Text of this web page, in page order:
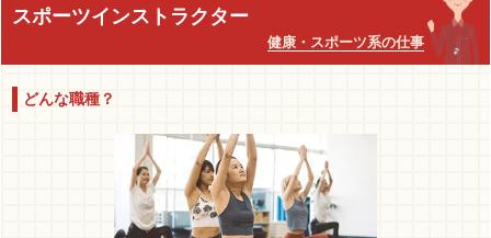
スポーツインストラクター
健康・スポーツ系の仕事
どんな職種？